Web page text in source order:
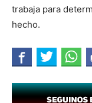
trabaja para
hecho.